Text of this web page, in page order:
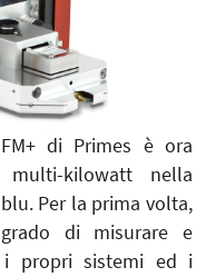
di Primes è ora
kilowatt nella
Per la prima volta,
di misurare e
i propri sistemi ed i